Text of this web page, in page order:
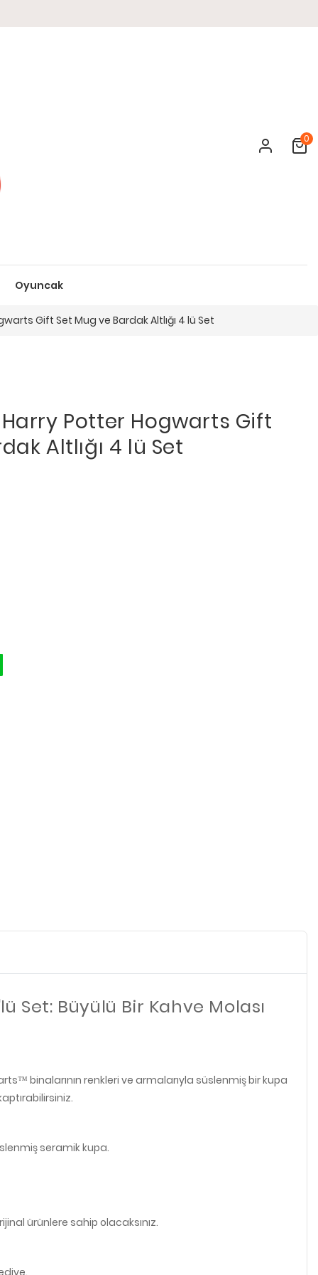
Oyuncak
Cart
0
Gift Set Mug ve Bardak Altlığı 4 lü Set
Potter Hogwarts Gift
Altlığı 4 lü Set
Set: Büyülü Bir Kahve Molası
binalarının renkleri ve armalarıyla süslenmiş bir kupa
seramik kupa.
ürünlere sahip olacaksınız.